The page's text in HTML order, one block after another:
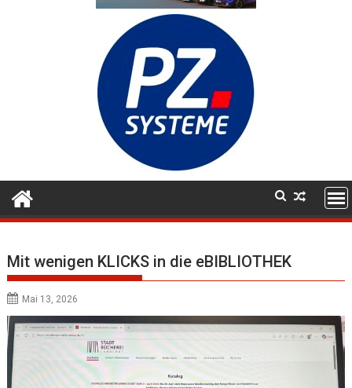
Mit wenigen KLICKS in die eBIBLIOTHEK
Mai 13, 2026